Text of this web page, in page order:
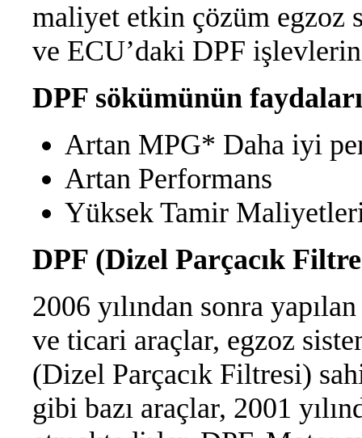
maliyet etkin çözüm egzoz
ve ECU’daki DPF
DPF sökümünün
Artan MPG* Daha iyi
Artan Performans
Yüksek Tamir
DPF (Dizel Parçacık
2006 yılından sonra
ve ticari araçlar, egzoz
(Dizel Parçacık Filtresi)
gibi bazı araçlar, 2001